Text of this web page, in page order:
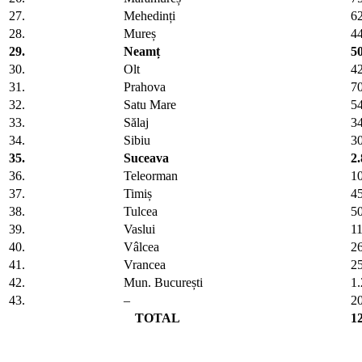
27.
Mehedinți
28.
Mureș
29.
Neamț
30.
Olt
31.
Prahova
32.
Satu Mare
33.
Sălaj
34.
Sibiu
35.
Suceava
36.
Teleorman
37.
Timiș
38.
Tulcea
39.
Vaslui
40.
Vâlcea
41.
Vrancea
42.
Mun. București
43.
–
TOTAL